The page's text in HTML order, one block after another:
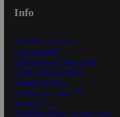
Info
S-Business yrityksille
Oiva-raportit
Osuuskauppojen yhteystiedot
Tilaus- ja toimitusehdot
Tietosuojakäytäntö
Palvelun käyttöehdot
Saavutettavuus
Mobiilisovelluksen saavutettavuus